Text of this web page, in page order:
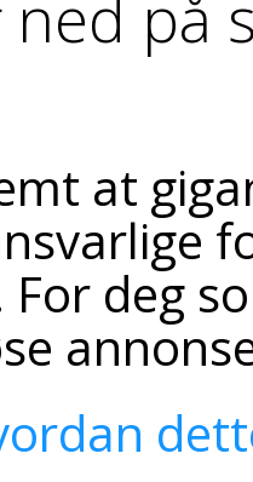
ned på
at
deg